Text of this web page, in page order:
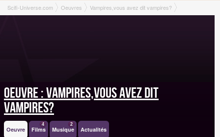
Scifi-Universe.com Oeuvres Vampires,vous avez dit vampires?
Oeuvre : Vampires,vous avez dit
vampires?
Oeuvre Films
4
Musique
2
Actualités